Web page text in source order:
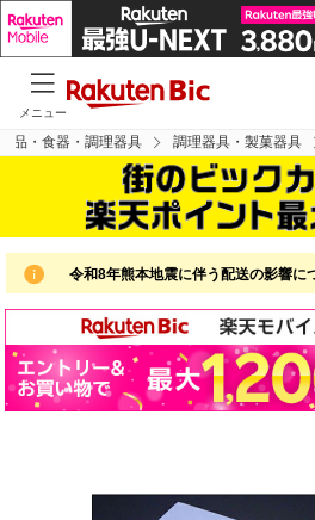
メニュー
品・食器・調理器具 調理器具・製菓器具
令和8年熊本地震に伴う配送の影響に